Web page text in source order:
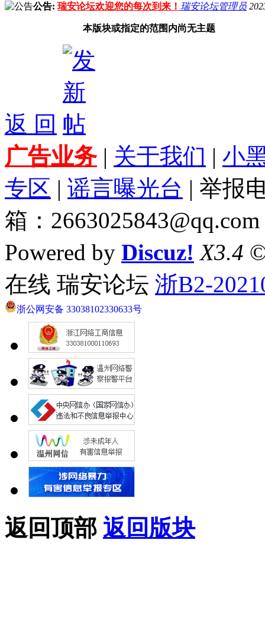
公告: 瑞安论坛欢迎您的每次到来！ 瑞安论坛管理员
本版块或指定的范围内尚无主题
返 回
广告业务| 关于我们 | 小
专区 | 谣言曝光台 | 举报
箱：2663025843@qq.com
Powered by Discuz! X3.4
在线 瑞安论坛 浙B2-
浙公网安备 33038102330633号
返回顶部 返回版块